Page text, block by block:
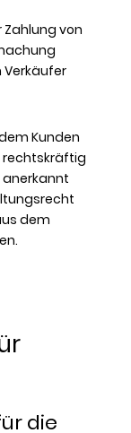
Zahlung von
Kunden
rechtskräftig
dem
die